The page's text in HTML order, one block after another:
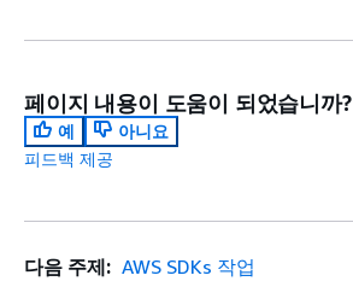
페이지 내용이 도움이 되었습니까?
예
아니요
피드백 제공
다음 주제: AWS SDKs 작업